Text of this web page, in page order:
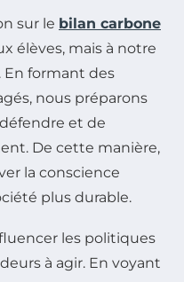
sur le bilan carbone
élèves, mais à notre
En formant des
nous préparons
et de
De cette manière,
la conscience
plus durable.
les politiques
à agir. En voyant